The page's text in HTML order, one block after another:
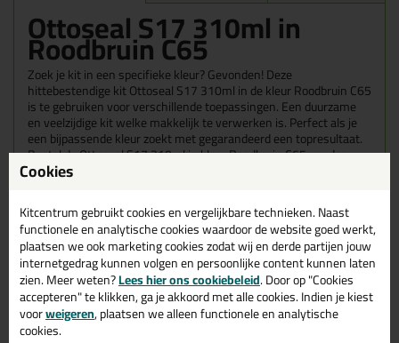
Ottoseal S17 310ml in
Roodbruin C65
Zoek je kit in een specifieke kleur? Gevonden! Deze
hittebestendige kit Ottoseal S17 310ml in de kleur Roodbruin C65
is te gebruiken voor verschillende toepassingen. Een duurzame
en veelzijdige kit welke makkelijk te verwerken is. Perfect als je
een bijpassende kleur zoekt met gegarandeerd een topresultaat.
Bestel de Ottoseal S17 310ml in kleur Roodbruin C65 vandaag
nog! Op voorraad en op werkdagen besteld = morgen in huis.
Wil je meer weten over de toepassing en kenmerken van dit
product?Lees alles over dit product >
Gerelateerde producten
Cookies
Kitcentrum gebruikt cookies en vergelijkbare technieken. Naast
functionele en analytische cookies waardoor de website goed werkt,
plaatsen we ook marketing cookies zodat wij en derde partijen jouw
internetgedrag kunnen volgen en persoonlijke content kunnen laten
zien. Meer weten?Lees hier ons cookiebeleid. Door op "Cookies
accepteren" te klikken, ga je akkoord met alle cookies. Indien je kiest
voorweigeren, plaatsen we alleen functionele en analytische
cookies.